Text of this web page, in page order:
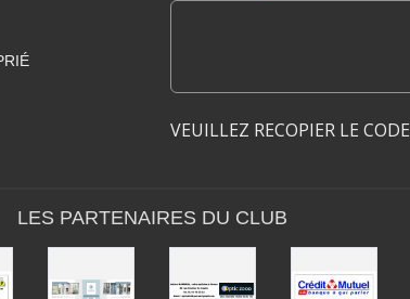
VEUILLEZ RECOPIER LE CODE
LES PARTENAIRES DU CLUB